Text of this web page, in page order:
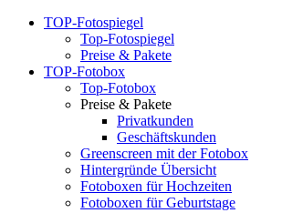
TOP-Fotospiegel
Top-Fotospiegel
Preise & Pakete
TOP-Fotobox
Top-Fotobox
Preise & Pakete
Privatkunden
Geschäftskunden
Greenscreen mit der Fotobox
Hintergründe Übersicht
Fotoboxen für Hochzeiten
Fotoboxen für Geburtstage